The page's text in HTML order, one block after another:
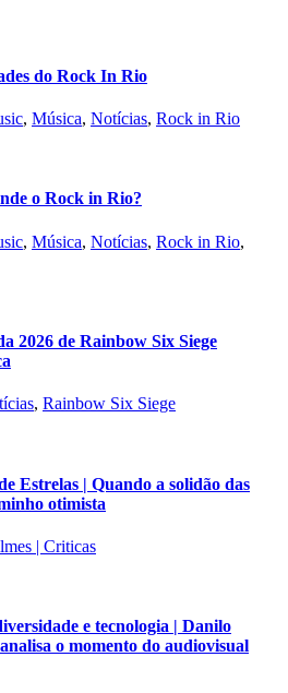
do Rock In Rio
, Música, Notícias, Rock in Rio
o Rock in Rio?
, Música, Notícias, Rock in Rio,
2026 de Rainbow Six Siege
, Rainbow Six Siege
Estrelas | Quando a solidão das
otimista
| Criticas
e tecnologia | Danilo
o momento do audiovisual